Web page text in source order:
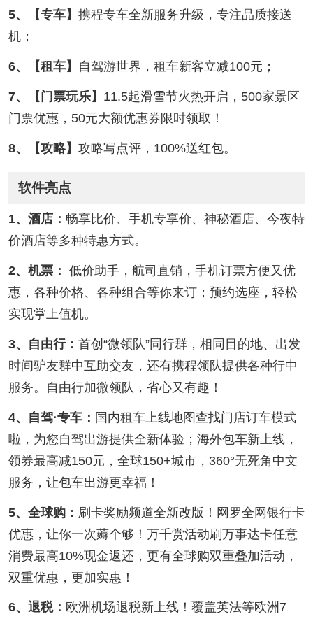
5、【专车】 携程专车全新服务升级，专注品质接送
机；
6、【租车】 自驾游世界，租车新客立减100元；
7、【门票玩乐】 11.5起滑雪节火热开启，500家景区
门票优惠，50元大额优惠券限时领取！
8、【攻略】 攻略写点评，100%送红包。
软件亮点
1、酒店： 畅享比价、手机专享价、神秘酒店、今夜特
价酒店等多种特惠方式。
2、机票： 低价助手，航司直销，手机订票方便又优
惠，各种价格、各种组合等你来订；预约选座，轻松
实现掌上值机。
3、自由行： 首创“微领队”同行群，相同目的地、出发
时间驴友群中互助交友，还有携程领队提供各种行中
服务。自由行加微领队，省心又有趣！
4、自驾·专车： 国内租车上线地图查找门店订车模式
啦，为您自驾出游提供全新体验；海外包车新上线，
领券最高减150元，全球150+城市，360°无死角中文
服务，让包车出游更幸福！
5、全球购： 刷卡奖励频道全新改版！网罗全网银行卡
优惠，让你一次薅个够！万千赏活动刷万事达卡任意
消费最高10%现金返还，更有全球购双重叠加活动，
双重优惠，更加实惠！
6、退税： 欧洲机场退税新上线！覆盖英法等欧洲7